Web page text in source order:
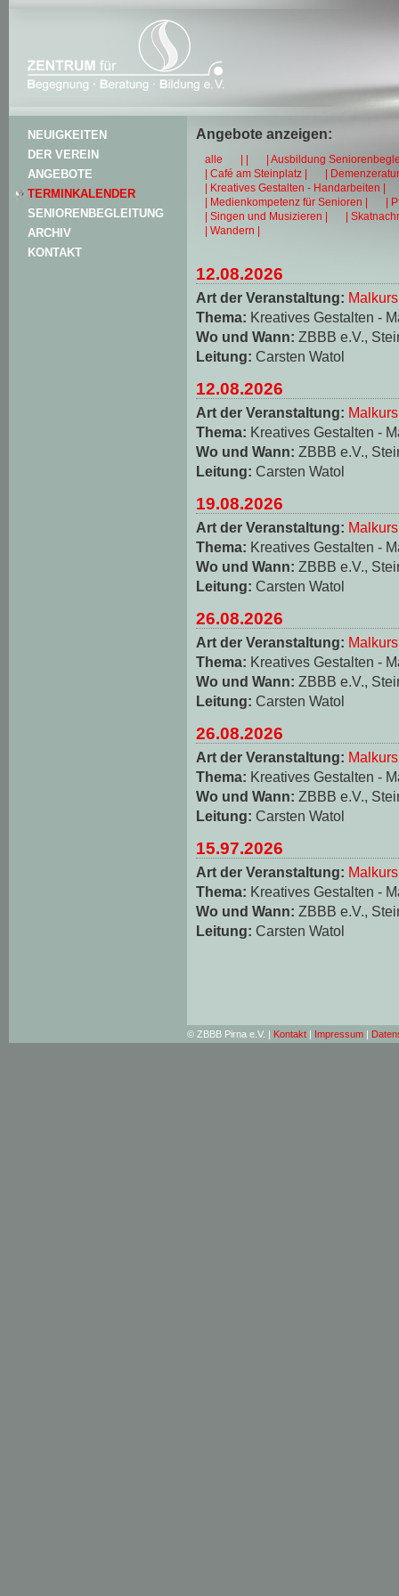
NEUIGKEITEN
DER VEREIN
ANGEBOTE
TERMINKALENDER
SENIORENBEGLEITUNG
ARCHIV
KONTAKT
Angebote anzeigen:
alle | |
| Ausbildung
| Café am Steinplatz |
|
| Kreatives Gestalten - Handarbeiten |
| Medienkompetenz für Senioren |
|
| Singen und Musizieren |
|
| Wandern |
12.08.2026
Art der Veranstaltung: Malkurs
Thema: Kreatives Gestalten -
Wo und Wann: ZBBB e.V.,
Leitung: Carsten Watol
12.08.2026
Art der Veranstaltung: Malkurs
Thema: Kreatives Gestalten -
Wo und Wann: ZBBB e.V.,
Leitung: Carsten Watol
19.08.2026
Art der Veranstaltung: Malkurs
Thema: Kreatives Gestalten -
Wo und Wann: ZBBB e.V.,
Leitung: Carsten Watol
26.08.2026
Art der Veranstaltung: Malkurs
Thema: Kreatives Gestalten -
Wo und Wann: ZBBB e.V.,
Leitung: Carsten Watol
26.08.2026
Art der Veranstaltung: Malkurs
Thema: Kreatives Gestalten -
Wo und Wann: ZBBB e.V.,
Leitung: Carsten Watol
15.97.2026
Art der Veranstaltung: Malkurs
Thema: Kreatives Gestalten -
Wo und Wann: ZBBB e.V.,
Leitung: Carsten Watol
© ZBBB Pirna e.V. | Kontakt | Impressum |